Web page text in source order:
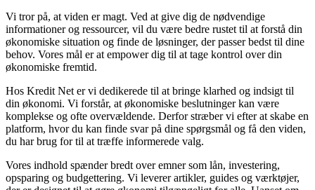
Vi tror på, at viden er magt. Ved at give dig de nødvendige
informationer og ressourcer, vil du være bedre rustet til at forstå din
økonomiske situation og finde de løsninger, der passer bedst til dine
behov. Vores mål er at empower dig til at tage kontrol over din
økonomiske fremtid.
Hos Kredit Net er vi dedikerede til at bringe klarhed og indsigt til
din økonomi. Vi forstår, at økonomiske beslutninger kan være
komplekse og ofte overvældende. Derfor stræber vi efter at skabe en
platform, hvor du kan finde svar på dine spørgsmål og få den viden,
du har brug for til at træffe informerede valg.
Vores indhold spænder bredt over emner som lån, investering,
opsparing og budgettering. Vi leverer artikler, guides og værktøjer,